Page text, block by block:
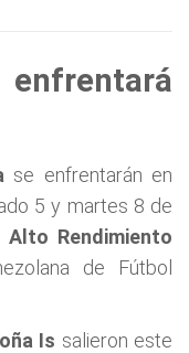
enfrentará
se enfrentarán en
5 y martes 8 de
Rendimiento
de Fútbol
Is salieron este